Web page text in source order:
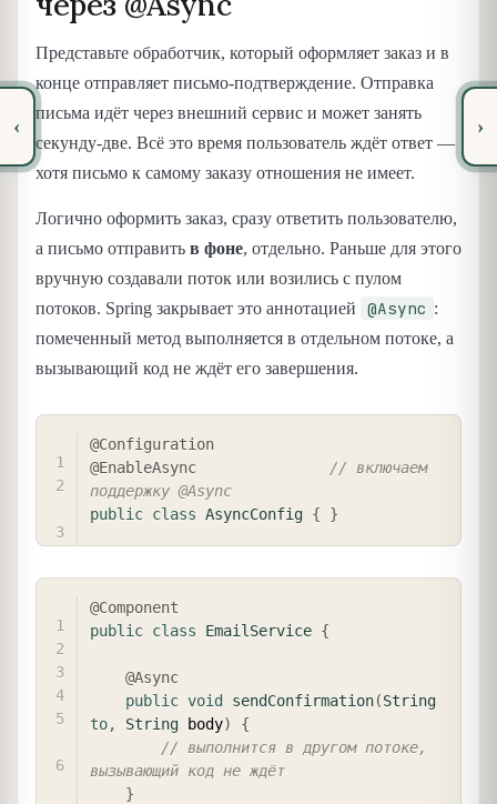
‹
Представьте обработчик, который оформляет заказ и в
конце отправляет письмо-подтверждение. Отправка
письма идёт через внешний сервис и может занять
секунду-две. Всё это время пользователь ждёт ответ —
хотя письмо к самому заказу отношения не имеет.
Логично оформить заказ, сразу ответить пользователю,
а письмо отправить в фоне, отдельно. Раньше для этого
вручную создавали поток или возились с пулом
потоков. Spring закрывает это аннотацией
@Async :
помеченный метод выполняется в отдельном потоке, а
вызывающий код не ждёт его завершения.
@Configuration
@EnableAsync
// включаем
поддержку @Async
public class AsyncConfig { }
@Component
public class EmailService {
@Async
public void sendConfirmation(String
to, String body)
{
// выполнится в другом потоке,
вызывающий код не ждёт
}
›